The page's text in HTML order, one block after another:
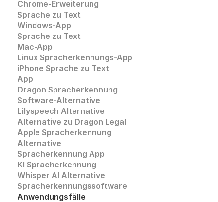
Chrome-Erweiterung
Sprache zu Text
Windows-App
Sprache zu Text
Mac-App
Linux Spracherkennungs-App
iPhone Sprache zu Text
App
Dragon Spracherkennung
Software-Alternative
Lilyspeech Alternative
Alternative zu Dragon Legal
Apple Spracherkennung
Alternative
Spracherkennung App
KI Spracherkennung
Whisper AI Alternative
Spracherkennungssoftware
Anwendungsfälle